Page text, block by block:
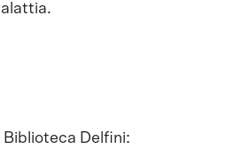
Delfini: